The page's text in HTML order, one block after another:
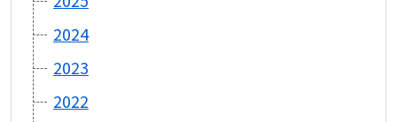
2024
2023
2022